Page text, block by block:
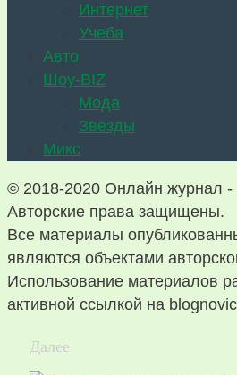
Интернет
Учеба
Авто
Шоу-BIZ
Мода
Звезды
Микс
© 2018-2020 Онлайн журнал -
Авторские права защищены.
Все материалы
являются объектами
Использование материалов
активной ссылкой на
Далее